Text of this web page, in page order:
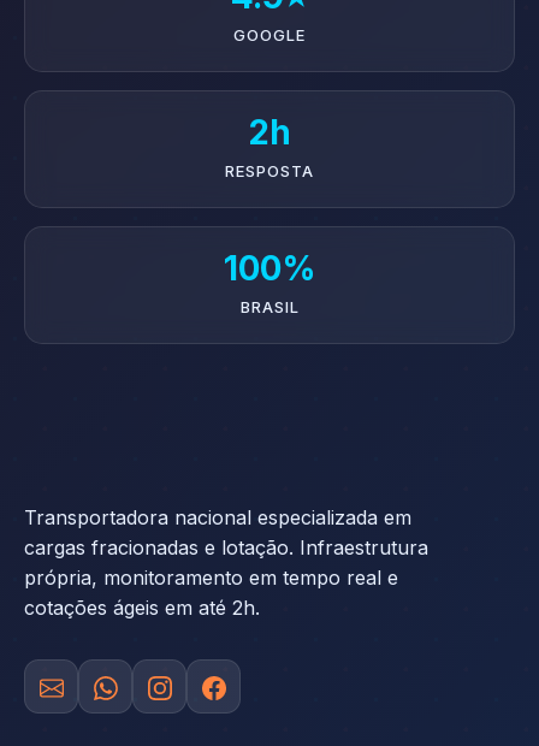
GOOGLE
2h
RESPOSTA
100%
BRASIL
Transportadora nacional especializada em
cargas fracionadas e lotação. Infraestrutura
própria, monitoramento em tempo real e
cotações ágeis em até 2h.